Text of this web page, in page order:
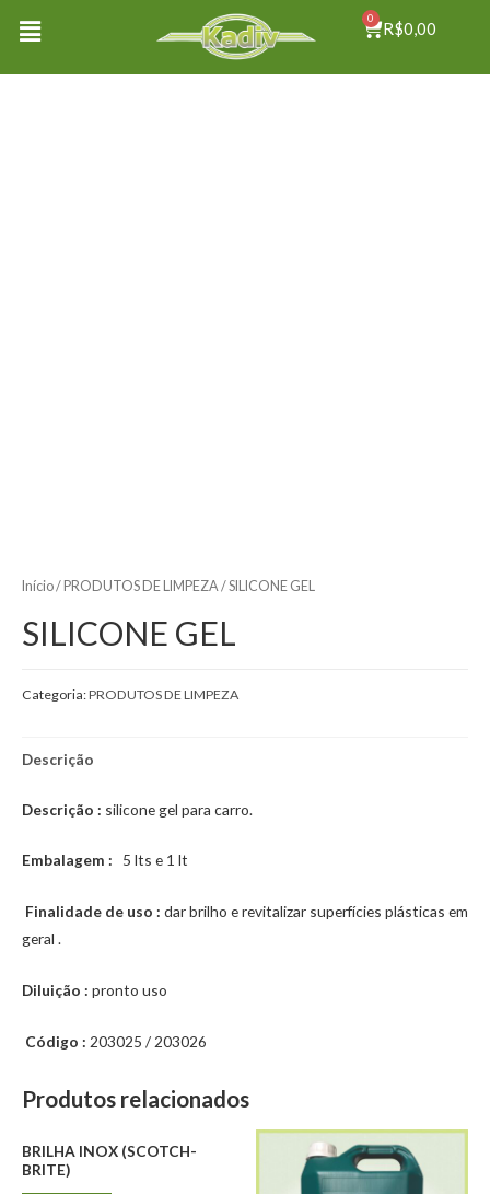
R$0,00
0
Início/ PRODUTOS DE LIMPEZA/ SILICONE GEL
SILICONE GEL
Categoria:PRODUTOS DE LIMPEZA
Descrição
Descrição : silicone gel para carro.
Embalagem : 5 lts e 1 lt
Finalidade de uso : dar brilho e revitalizar superfícies plásticas em
geral .
Diluição : pronto uso
Código : 203025 / 203026
Produtos relacionados
BRILHA INOX (SCOTCH-
BRITE)